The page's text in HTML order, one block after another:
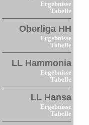
Ergebnisse
Tabelle
Oberliga HH
Ergebnisse
Tabelle
LL Hammonia
Ergebnisse
Tabelle
LL Hansa
Ergebnisse
Tabelle